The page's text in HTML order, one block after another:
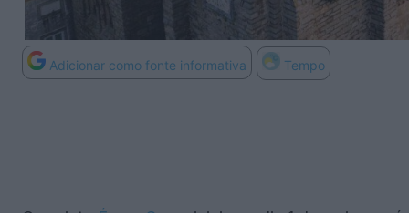
Adicionar como fonte informativa Tempo